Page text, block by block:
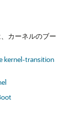
カーネルのブー
kernel-transition